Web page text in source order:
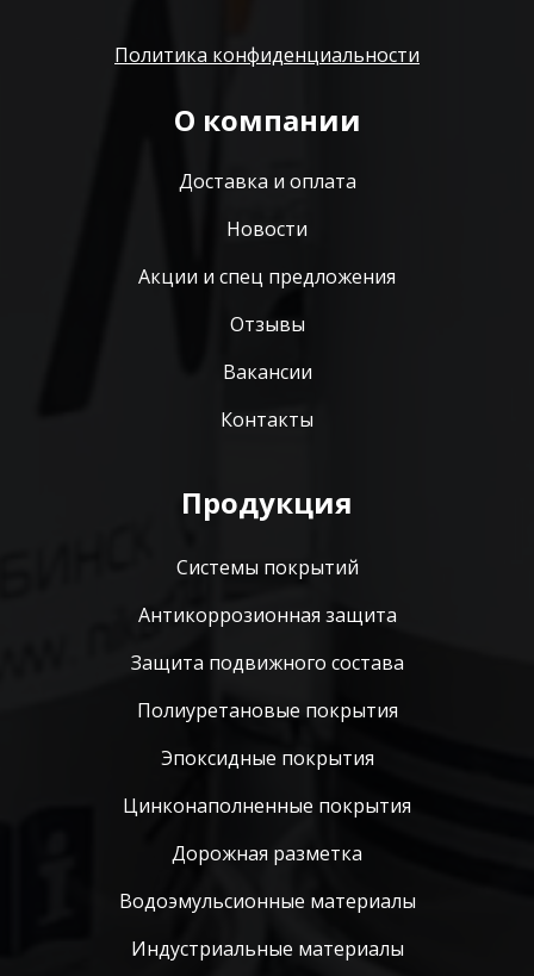
Политика конфиденциальности
О компании
Доставка и оплата
Новости
Акции и спец предложения
Отзывы
Вакансии
Контакты
Продукция
Системы покрытий
Антикоррозионная защита
Защита подвижного состава
Полиуретановые покрытия
Эпоксидные покрытия
Цинконаполненные покрытия
Дорожная разметка
Водоэмульсионные материалы
Индустриальные материалы